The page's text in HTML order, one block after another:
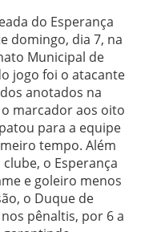
do Esperança
domingo, dia 7, na
Municipal de
jogo foi o atacante
anotados na
marcador aos oito
para a equipe
tempo. Além
o Esperança
e goleiro menos
o Duque de
pênaltis, por 6 a